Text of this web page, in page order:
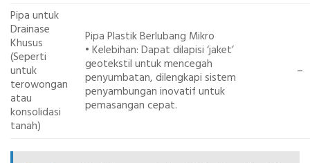
Pipa untuk
Drainase
Khusus
(Seperti
untuk
terowongan
atau
konsolidasi
tanah)
Pipa Plastik Berlubang Mikro
• Kelebihan: Dapat dilapisi ‘jaket’
geotekstil untuk mencegah
penyumbatan, dilengkapi sistem
penyambungan inovatif untuk
pemasangan cepat.
–